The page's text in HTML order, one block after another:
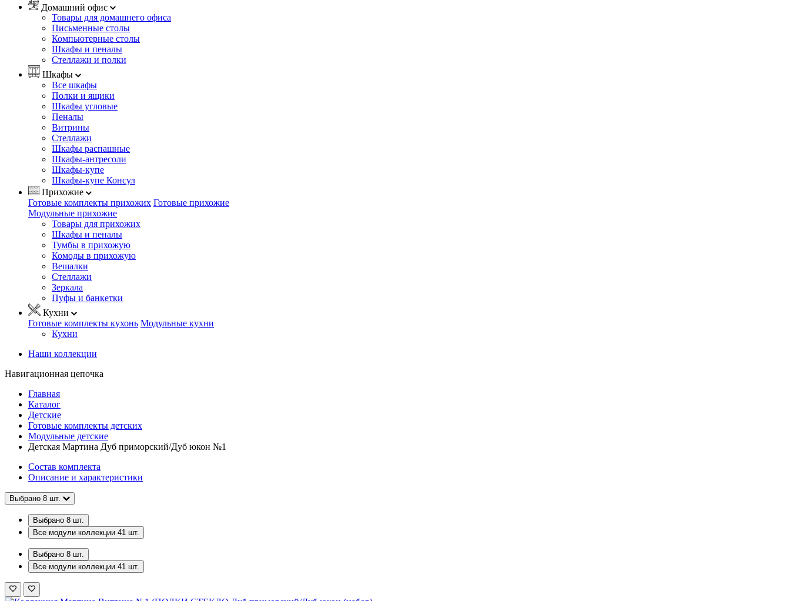
Домашний офис
Товары для домашнего офиса
Письменные столы
Компьютерные столы
Шкафы и пеналы
Стеллажи и полки
Шкафы
Все шкафы
Полки и ящики
Шкафы угловые
Пеналы
Витрины
Стеллажи
Шкафы распашные
Шкафы-антресоли
Шкафы-купе
Шкафы-купе Консул
Прихожие
Готовые комплекты прихожих Готовые прихожие
Модульные прихожие
Товары для прихожих
Шкафы и пеналы
Тумбы в прихожую
Комоды в прихожую
Вешалки
Стеллажи
Зеркала
Пуфы и банкетки
Кухни
Готовые комплекты кухонь Модульные кухни
Кухни
Наши коллекции
Навигационная цепочка
Главная
Каталог
Детские
Готовые комплекты детских
Модульные детские
Детская Мартина Дуб приморский/Дуб юкон №1
Состав комплекта
Описание и характеристики
Выбрано 8 шт.
Выбрано 8 шт.
Все модули коллекции 41 шт.
Выбрано 8 шт.
Все модули коллекции 41 шт.